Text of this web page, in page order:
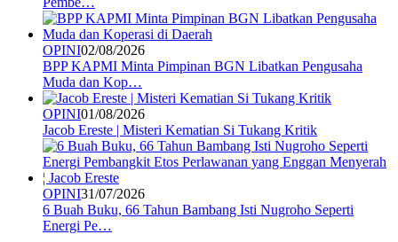
OPINI02/08/2026
BPP KAPMI Minta Pimpinan BGN Libatkan Pengusaha
Muda dan Kop…
OPINI01/08/2026
Jacob Ereste | Misteri Kematian Si Tukang Kritik
OPINI31/07/2026
6 Buah Buku, 66 Tahun Bambang Isti Nugroho Seperti
Energi Pe…